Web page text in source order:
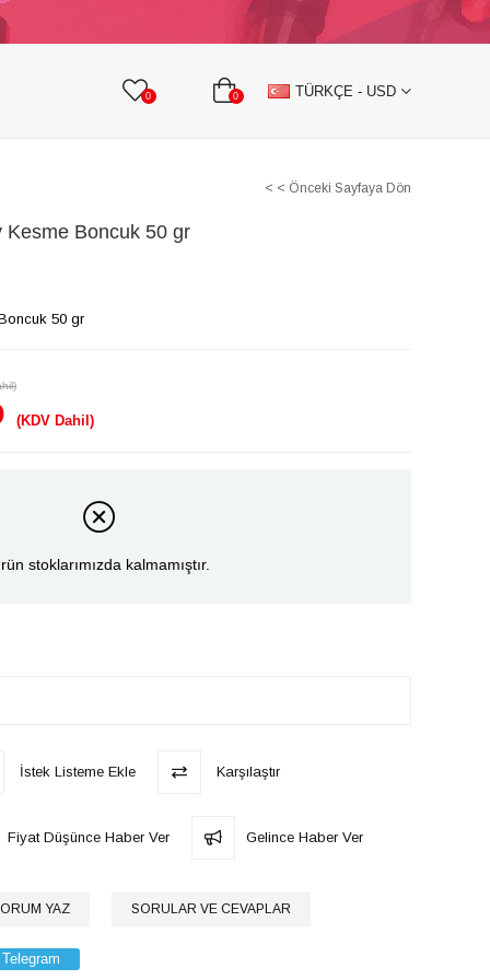
0 0 TÜRKÇE - USD
TAŞLI TEKSTİL AKSESUARLARI
< < Önceki Sayfaya Dön
Kesme Boncuk 50 gr
50 gr
(KDV Dahil)
stoklarımızda kalmamıştır.
İstek Listeme Ekle Karşılaştır
Fiyat Düşünce Haber Ver Gelince Haber Ver
YAZ SORULAR VE CEVAPLAR
Telegram